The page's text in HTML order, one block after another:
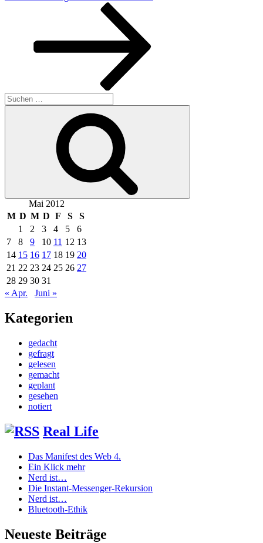
Suchen
nach:
Mai 2012
M D M D F S
S
1
2 3 4 5
6
7
8 9 10 11 12 13
14 15 16 17 18 19 20
21 22 23 24 25 26 27
28 29 30 31
« Apr.
Juni »
Kategorien
gedacht
gefragt
gelesen
gemacht
geplant
gesehen
notiert
Real Life
Das Manifest des Web 4.
Ein Klick mehr
Nerd ist…
Die Instant-Messenger-Rekursion
Nerd ist…
Bluetooth-Ethik
Neueste Beiträge